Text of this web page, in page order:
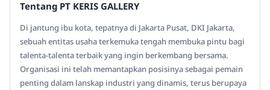
Tentang PT KERIS GALLERY
Di jantung ibu kota, tepatnya di Jakarta Pusat, DKI Jakarta,
sebuah entitas usaha terkemuka tengah membuka pintu bagi
talenta-talenta terbaik yang ingin berkembang bersama.
Organisasi ini telah memantapkan posisinya sebagai pemain
penting dalam lanskap industri yang dinamis, terus berupaya